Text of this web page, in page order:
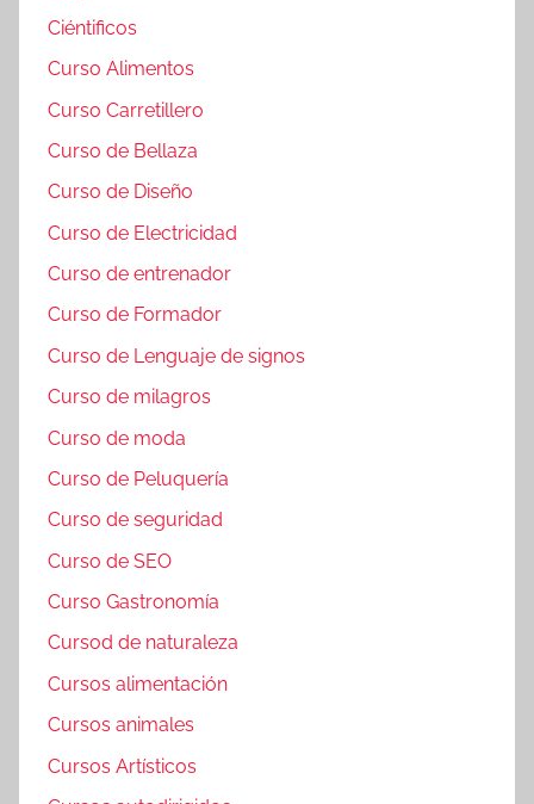
Ciéntificos
Curso Alimentos
Curso Carretillero
Curso de Bellaza
Curso de Diseño
Curso de Electricidad
Curso de entrenador
Curso de Formador
Curso de Lenguaje de signos
Curso de milagros
Curso de moda
Curso de Peluquería
Curso de seguridad
Curso de SEO
Curso Gastronomía
Cursod de naturaleza
Cursos alimentación
Cursos animales
Cursos Artísticos